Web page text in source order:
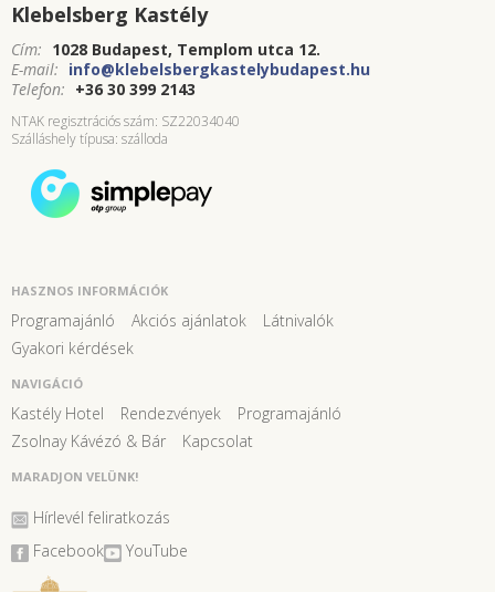
Klebelsberg Kastély
Cím: 1028 Budapest, Templom utca 12.
E-mail: info@klebelsbergkastelybudapest.hu
Telefon: +36 30 399 2143
NTAK regisztrációs szám: SZ22034040
Szálláshely típusa: szálloda
HASZNOS INFORMÁCIÓK
Programajánló Akciós ajánlatok
Látnivalók
Gyakori kérdések
NAVIGÁCIÓ
Kastély Hotel Rendezvények
Programajánló
Zsolnay Kávézó & Bár
Kapcsolat
MARADJON VELÜNK!
Hírlevél feliratkozás
Facebook
YouTube